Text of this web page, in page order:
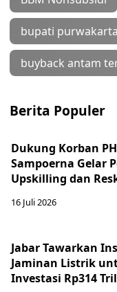
bupati purwakarta
buyback antam
Berita Populer
Dukung Korban
Sampoerna Gelar
Upskilling dan
16 Juli 2026
Jabar Tawarkan
Jaminan Listrik
Investasi Rp314